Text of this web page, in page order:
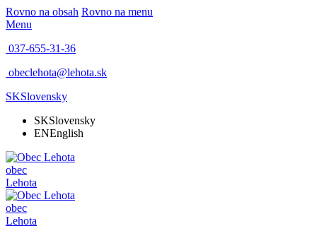
Rovno na obsah Rovno na menu
Menu
037-655-31-36
obeclehota@lehota.sk
SKSlovensky
SKSlovensky
ENEnglish
obec
Lehota
obec
Lehota